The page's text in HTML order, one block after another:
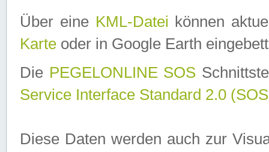
Über eine KML-Datei können
Karte oder in Google Earth
Die PEGELONLINE SOS
Service Interface Standard 2.0
Diese Daten werden auch zur